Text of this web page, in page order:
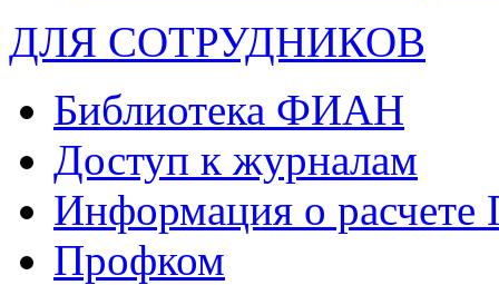
ДЛЯ СОТРУДНИКОВ
Библиотека ФИАН
Доступ к журналам
Информация о
Профком